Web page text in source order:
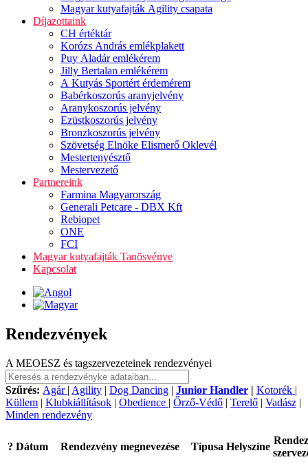
Magyar kutyafajták Agility csapata
Díjazottaink
CH értéktár
Korózs András emlékplakett
Puy Aladár emlékérem
Jilly Bertalan emlékérem
A Kutyás Sportért érdemérem
Babérkoszorús aranyjelvény
Aranykoszorús jelvény
Ezüstkoszorús jelvény
Bronzkoszorús jelvény
Szövetség Elnöke Elismerő Oklevél
Mestertenyésztő
Mestervezető
Partnereink
Farmina Magyarország
Generali Petcare - DBX Kft
Rebiopet
ONE
FCI
Magyar kutyafajták Tanösvénye
Kapcsolat
Rendezvények
A MEOESZ és tagszervezeteinek rendezvényei
Szűrés: Agár | Agility | Dog Dancing | Junior Handler | Kotorék |
Küllem | Klubkiállítások | Obedience | Őrző-Védő | Terelő | Vadász |
Minden rendezvény
? Dátum Rendezvény megnevezése Típusa Helyszíne